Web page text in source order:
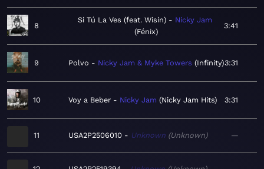
8
Si Tú La Ves (feat. Wisin)
Nicky Jam
Fénix
3:41
9 Polvo Nicky Jam & Myke Towers Infinity 3:31
10 Voy a Beber Nicky Jam Nicky Jam Hits 3:31
11 USA2P2506010 Unknown Unknown —